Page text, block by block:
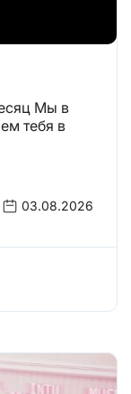
тебя в
03.08.2026